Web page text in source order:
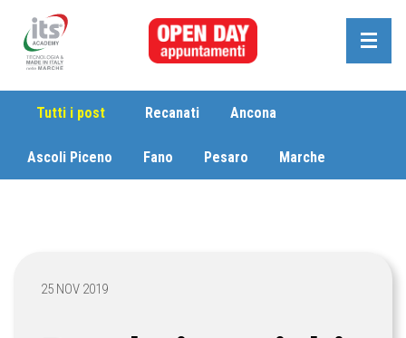
Tutti i post Recanati Ancona
Ascoli Piceno Fano Pesaro Marche
25 NOV 2019